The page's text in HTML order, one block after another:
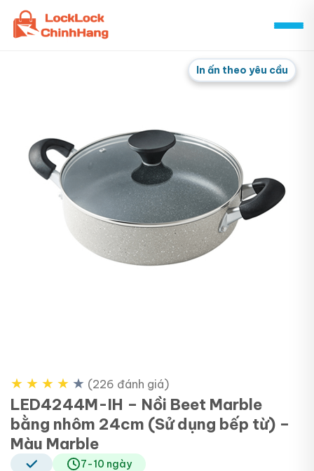
Skip
content
In ấn theo yêu cầu
★ ★ ★ ★ ★ (226 đánh giá)
LED4244M-IH – Nồi Beet Marble
bằng nhôm 24cm (Sử dụng bếp từ) –
Màu Marble
7-10 ngày